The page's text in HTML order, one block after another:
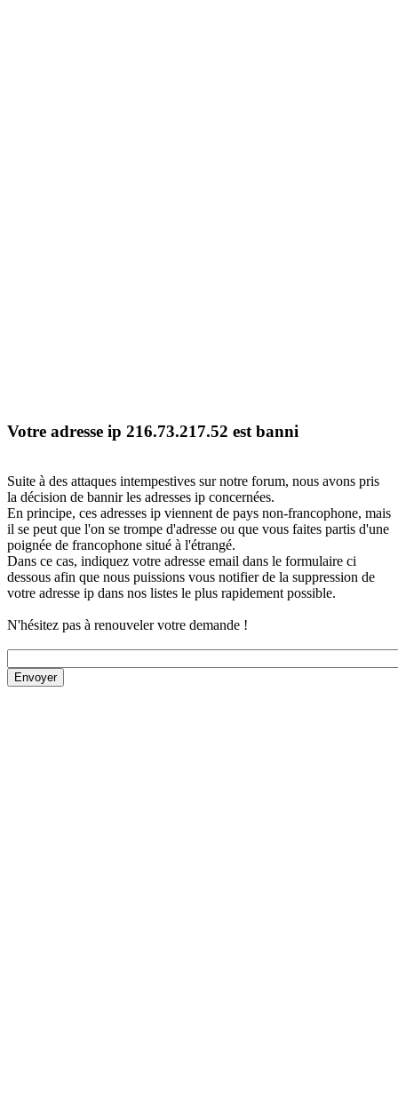
Votre adresse ip 216.73.217.52 est banni
Suite à des attaques intempestives sur notre forum, nous avons pris
la décision de bannir les adresses ip concernées.
En principe, ces adresses ip viennent de pays non-francophone, mais
il se peut que l'on se trompe d'adresse ou que vous faites partis d'une
poignée de francophone situé à l'étrangé.
Dans ce cas, indiquez votre adresse email dans le formulaire ci
dessous afin que nous puissions vous notifier de la suppression de
votre adresse ip dans nos listes le plus rapidement possible.
N'hésitez pas à renouveler votre demande !